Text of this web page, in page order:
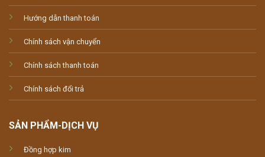
Hướng dẫn thanh toán
Chính sách vận chuyển
Chính sách thanh toán
Chính sách đổi trả
SẢN PHẨM-DỊCH VỤ
Đồng hợp kim